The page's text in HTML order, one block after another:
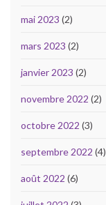
mai 2023 (2)
mars 2023 (2)
janvier 2023 (2)
novembre 2022 (2)
octobre 2022 (3)
septembre 2022 (4)
août 2022 (6)